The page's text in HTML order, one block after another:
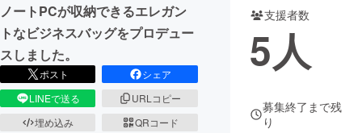
ノートPCが収納できるエレガン
トなビジネスバッグをプロデュー
スしました。
ポスト
シェア
LINEで送る
URLコピー
埋め込み
QRコード
支援者数
5人
募集終了まで残
り